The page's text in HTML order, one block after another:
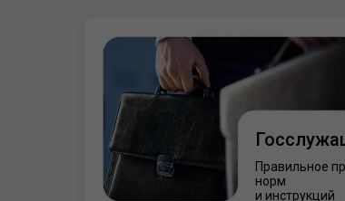
Правильное
норм
и инструкций